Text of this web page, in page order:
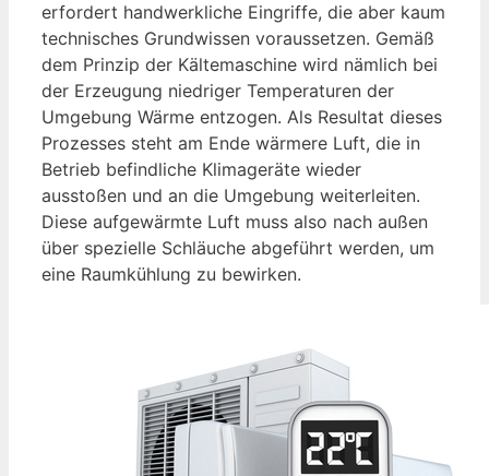
erfordert handwerkliche Eingriffe, die aber kaum
technisches Grundwissen voraussetzen. Gemäß
dem Prinzip der Kältemaschine wird nämlich bei
der Erzeugung niedriger Temperaturen der
Umgebung Wärme entzogen. Als Resultat dieses
Prozesses steht am Ende wärmere Luft, die in
Betrieb befindliche Klimageräte wieder
ausstoßen und an die Umgebung weiterleiten.
Diese aufgewärmte Luft muss also nach außen
über spezielle Schläuche abgeführt werden, um
eine Raumkühlung zu bewirken.